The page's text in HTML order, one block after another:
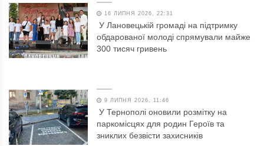
16 ЛИПНЯ 2026, 22:31
У Лановецькій громаді на підтримку
обдарованої молоді спрямували майже
300 тисяч гривень
9 ЛИПНЯ 2026, 11:46
У Тернополі оновили розмітку на
паркомісцях для родин Героїв та
зниклих безвісти захисників